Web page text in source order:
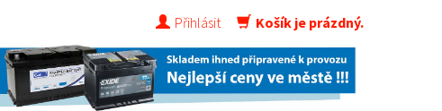
Přihlásit Košík je prázdný.